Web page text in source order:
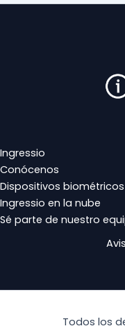
Ingressio
Conócenos
Dispositivos biométricos
Ingressio en la nube
Sé parte de nuestro
Todos los